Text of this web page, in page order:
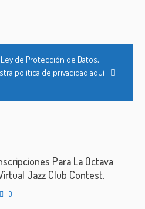
de Protección de Datos,
política de privacidad aquí
Para La Octava
Jazz Club Contest.
0